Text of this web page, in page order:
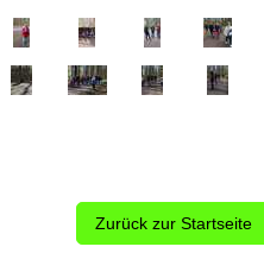
Zurück zur Startseite